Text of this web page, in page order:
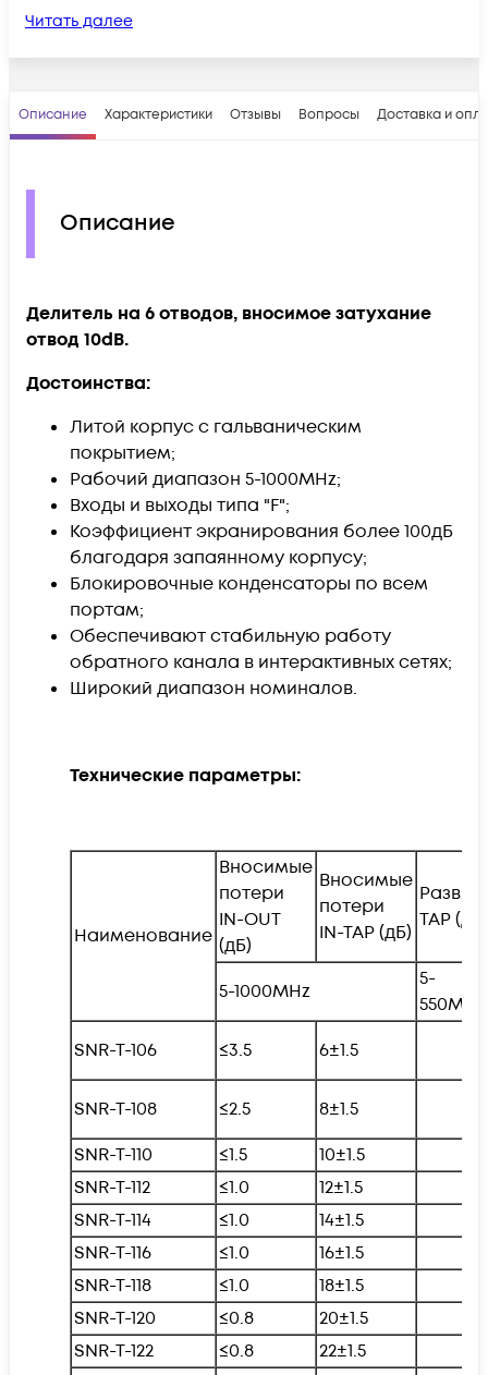
Читать далее
Описание Характеристики Отзывы Вопросы Доставка и
Описание
​Делитель на 6 отводов, вносимое затухание
отвод 10dB.
Достоинства:
Литой корпус с гальваническим
покрытием;
Рабочий диапазон 5-1000MHz;
Входы и выходы типа "F";
Коэффициент экранирования более 100дБ
благодаря запаянному корпусу;
Блокировочные конденсаторы по всем
портам;
Обеспечивают стабильную работу
обратного канала в интерактивных сетях;
Широкий диапазон номиналов.
Технические параметры:
Наименование
Вносимые
потери
IN-OUT
(дБ)
Вносимые
потери
IN-TAP (дБ)
TAP (дБ)
5-1000MHz
5-
550MHz
SNR-T-106
≤3.5 6±1.5
SNR-T-108 ≤2.5
8±1.5
SNR-T-110
≤1.5
10±1.5
SNR-T-112
≤1.0
12±1.5
SNR-T-114
≤1.0
14±1.5
SNR-T-116
≤1.0
16±1.5
SNR-T-118
≤1.0
18±1.5
SNR-T-120
≤0.8
20±1.5
SNR-T-122
≤0.8
22±1.5